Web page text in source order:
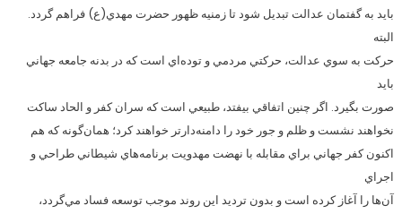
بايد به گفتمان عدالت تبديل شود تا زمنيه ظهور حضرت مهدي(ع) فراهم گردد.
البته
حركت به سوي عدالت، حركتي مردمي و توده‌اي است كه در بدنه جامعه جهاني
بايد
صورت بگيرد. اگر چنين اتفاقي بيفتد، طبيعي است كه سران كفر و الحاد ساكت
نخواهند نشست و ظلم و جور خود را دامنه‌دارتر خواهند كرد؛ همان‌گونه كه هم
اكنون كفر جهاني براي مقابله با نهضت مهدويت برنامه‌هاي شيطاني طراحي و
اجراي
آن‌ها را آغاز كرده است و بدون ترديد اين روند موجب توسعه فساد مي‌گردد،